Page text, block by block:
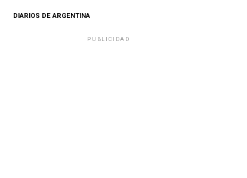
DIARIOS DE ARGENTINA
PUBLICIDAD